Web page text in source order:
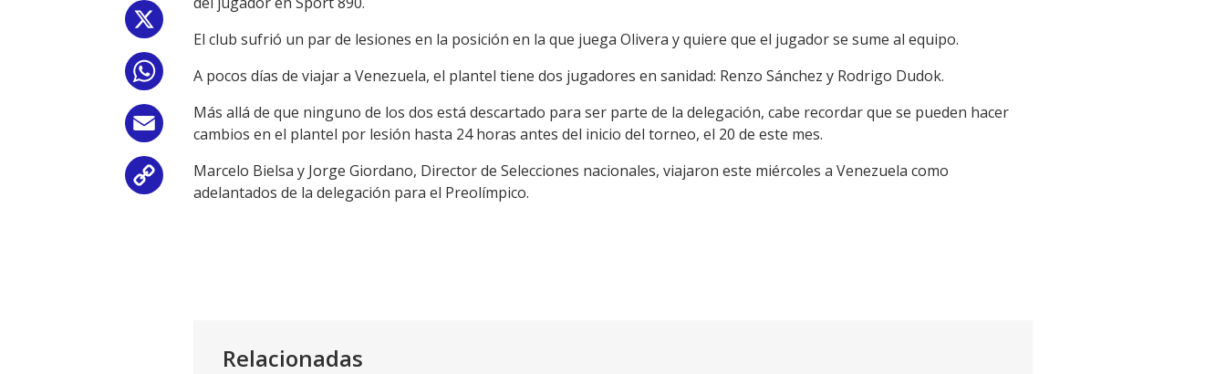
WhatsApp
Email
Copy
El club sufrió un par de lesiones en la posición en la que juega Olivera y quiere que el jugador se sume al equipo.
A pocos días de viajar a Venezuela, el plantel tiene dos jugadores en sanidad: Renzo Sánchez y Rodrigo Dudok.
Más allá de que ninguno de los dos está descartado para ser parte de la delegación, cabe recordar que se pueden hacer
cambios en el plantel por lesión hasta 24 horas antes del inicio del torneo, el 20 de este mes.
Marcelo Bielsa y Jorge Giordano, Director de Selecciones nacionales, viajaron este miércoles a Venezuela como
adelantados de la delegación para el Preolímpico.
Relacionadas